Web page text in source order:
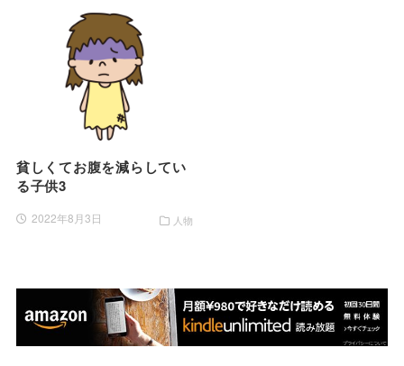
貧しくてお腹を減らしてい
る子供3
2022年8月3日 人物